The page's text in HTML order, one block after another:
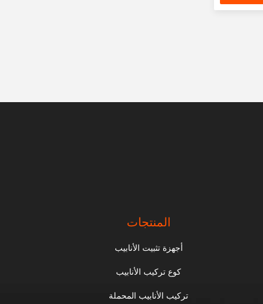
المنتجات
أجهزة تثبيت الأنابيب
كوع تركيب الأنابيب
تركيب الأنابيب المحملة